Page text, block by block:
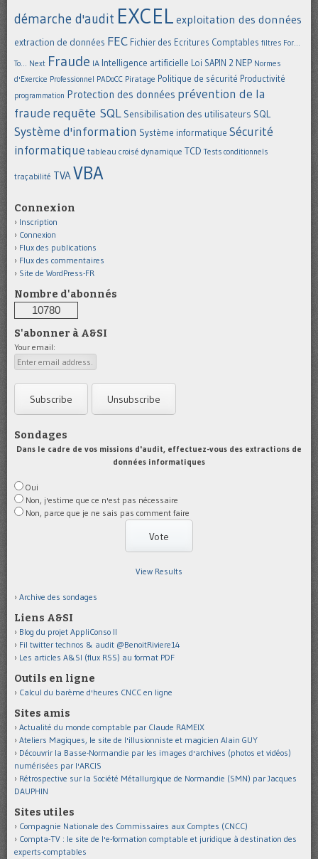
démarche d'audit EXCEL exploitation des données
extraction de données FEC Fichier des Ecritures Comptables filtres For...
To... Next Fraude IA Intelligence artificielle Loi SAPIN 2 NEP Normes
d'Exercice Professionnel PADoCC Piratage Politique de sécurité Productivité
programmation Protection des données prévention de la
fraude requête SQL Sensibilisation des utilisateurs SQL
Système d'information Système informatique Sécurité
informatique tableau croisé dynamique TCD Tests conditionnels
traçabilité TVA VBA
Connexion
Inscription
Connexion
Flux des publications
Flux des commentaires
Site de WordPress-FR
Nombre d'abonnés
10780
S'abonner à A&SI
Your email:
Sondages
Dans le cadre de vos missions d'audit, effectuez-vous des extractions de
données informatiques
Oui
Non, j'estime que ce n'est pas nécessaire
Non, parce que je ne sais pas comment faire
View Results
Archive des sondages
Liens A&SI
Blog du projet AppliConso II
Fil twitter technos & audit @BenoitRiviere14
Les articles A&SI (flux RSS) au format PDF
Outils en ligne
Calcul du barème d'heures CNCC en ligne
Sites amis
Actualité du monde comptable par Claude RAMEIX
Ateliers Magiques, le site de l'illusionniste et magicien Alain GUY
Découvrir la Basse-Normandie par les images d'archives (photos et vidéos)
numérisées par l'ARCIS
Rétrospective sur la Société Métallurgique de Normandie (SMN) par Jacques
DAUPHIN
Sites utiles
Compagnie Nationale des Commissaires aux Comptes (CNCC)
Compta-TV : le site de l'e-formation comptable et juridique à destination des
experts-comptables